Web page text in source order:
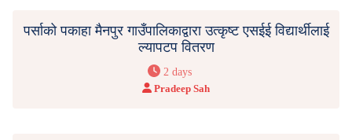
पर्साको पकाहा मैनपुर गाउँपालिकाद्वारा उत्कृष्ट एसईई विद्यार्थीलाई
ल्यापटप वितरण
2 days
Pradeep Sah